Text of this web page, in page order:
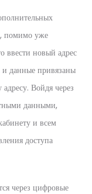
помимо уже
ввести новый адрес
и данные привязаны
Войдя через
данными,
и всем
доступа
через цифровые